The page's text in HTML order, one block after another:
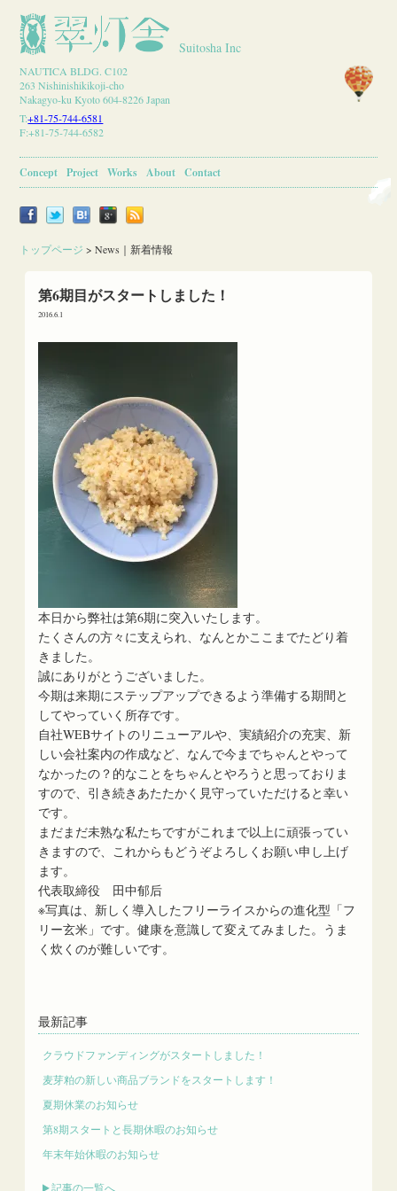
Suitosha Inc
NAUTICA BLDG. C102
263 Nishinishikikoji-cho
Nakagyo-ku Kyoto 604-8226 Japan
T:+81-75-744-6581
F:+81-75-744-6582
Concept Project Works About Contact
トップページ >News｜新着情報
第6期目がスタートしました！
2016.6.1
本日から弊社は第6期に突入いたします。
たくさんの方々に支えられ、なんとかここまでたどり着
きました。
誠にありがとうございました。
今期は来期にステップアップできるよう準備する期間と
してやっていく所存です。
自社WEBサイトのリニューアルや、実績紹介の充実、新
しい会社案内の作成など、なんで今までちゃんとやって
なかったの？的なことをちゃんとやろうと思っておりま
すので、引き続きあたたかく見守っていただけると幸い
です。
まだまだ未熟な私たちですがこれまで以上に頑張ってい
きますので、これからもどうぞよろしくお願い申し上げ
ます。
代表取締役 田中郁后
※写真は、新しく導入したフリーライスからの進化型「フ
リー玄米」です。健康を意識して変えてみました。うま
く炊くのが難しいです。
最新記事
クラウドファンディングがスタートしました！
麦芽粕の新しい商品ブランドをスタートします！
夏期休業のお知らせ
第8期スタートと長期休暇のお知らせ
年末年始休暇のお知らせ
記事の一覧へ